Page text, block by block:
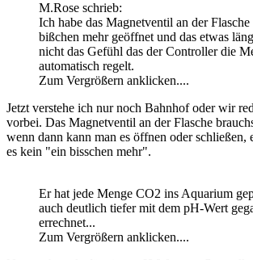
M.Rose schrieb:
Ich habe das Magnetventil an der Flasche
bißchen mehr geöffnet und das etwas
nicht das Gefühl das der Controller die
automatisch regelt.
Zum Vergrößern anklicken....
Jetzt verstehe ich nur noch Bahnhof oder wir
vorbei. Das Magnetventil an der Flasche
wenn dann kann man es öffnen oder schließen,
es kein "ein bisschen mehr".
Er hat jede Menge CO2 ins Aquarium
auch deutlich tiefer mit dem pH-Wert
errechnet...
Zum Vergrößern anklicken....